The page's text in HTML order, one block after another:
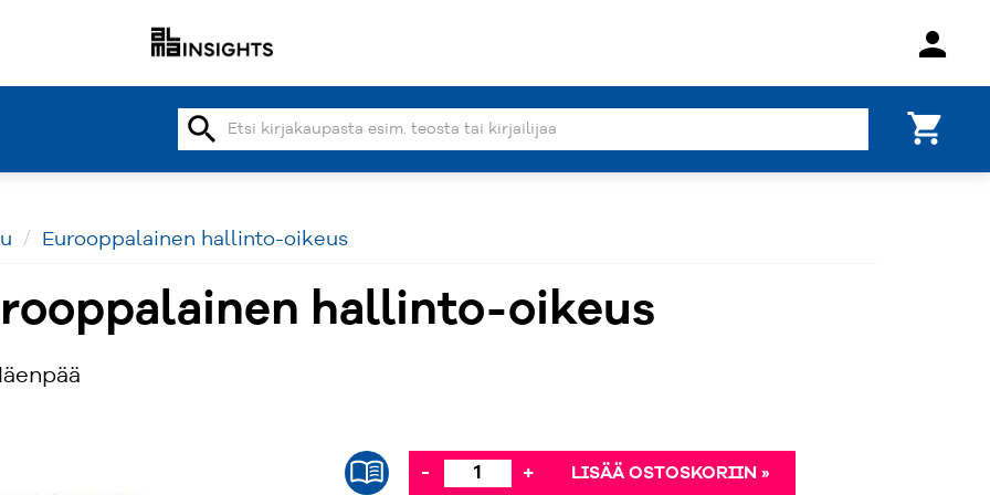
person
search shopping_cart
Eurooppalainen hallinto-oikeus
hallinto-oikeus
- + LISÄÄ OSTOSKORIIN »